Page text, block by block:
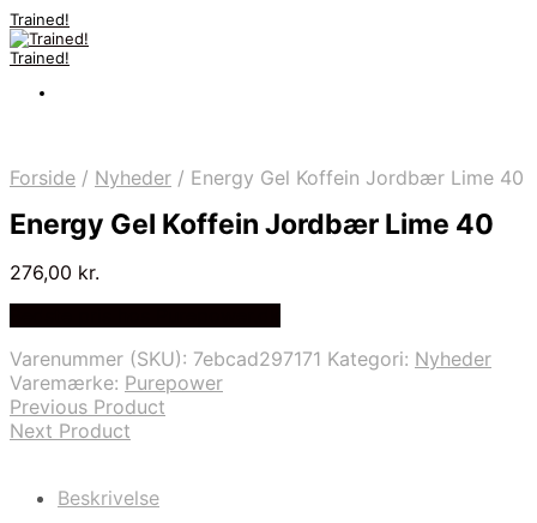
Trained!
Trained!
Forside / Nyheder / Energy Gel Koffein Jordbær Lime 40
Energy Gel Koffein Jordbær Lime 40
276,00 kr.
Varenummer (SKU): 7ebcad297171 Kategori: Nyheder
Varemærke: Purepower
Previous Product
Next Product
Beskrivelse